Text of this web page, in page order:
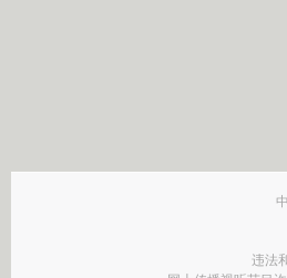
违法